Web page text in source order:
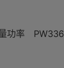
功率